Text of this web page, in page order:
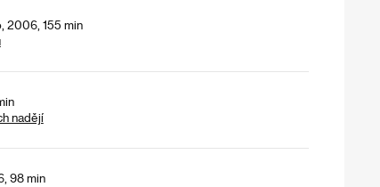
2006, 155 min
nadějí
98 min